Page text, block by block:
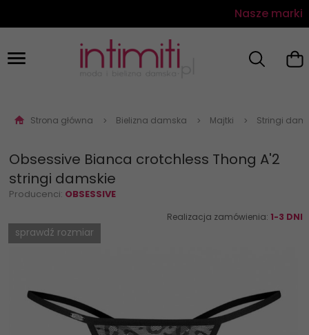
Nasze marki
Strona główna Bielizna damska Majtki Stringi
Obsessive Bianca crotchless Thong A'2
stringi damskie
Producenci: OBSESSIVE
Realizacja zamówienia: 1-3 DNI
sprawdź rozmiar